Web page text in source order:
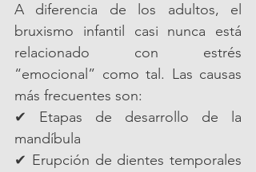
A diferencia de los adultos, el
bruxismo infantil casi nunca está
relacionado con estrés
“emocional” como tal. Las causas
más frecuentes son:
✔ Etapas de desarrollo de la
mandíbula
✔ Erupción de dientes temporales